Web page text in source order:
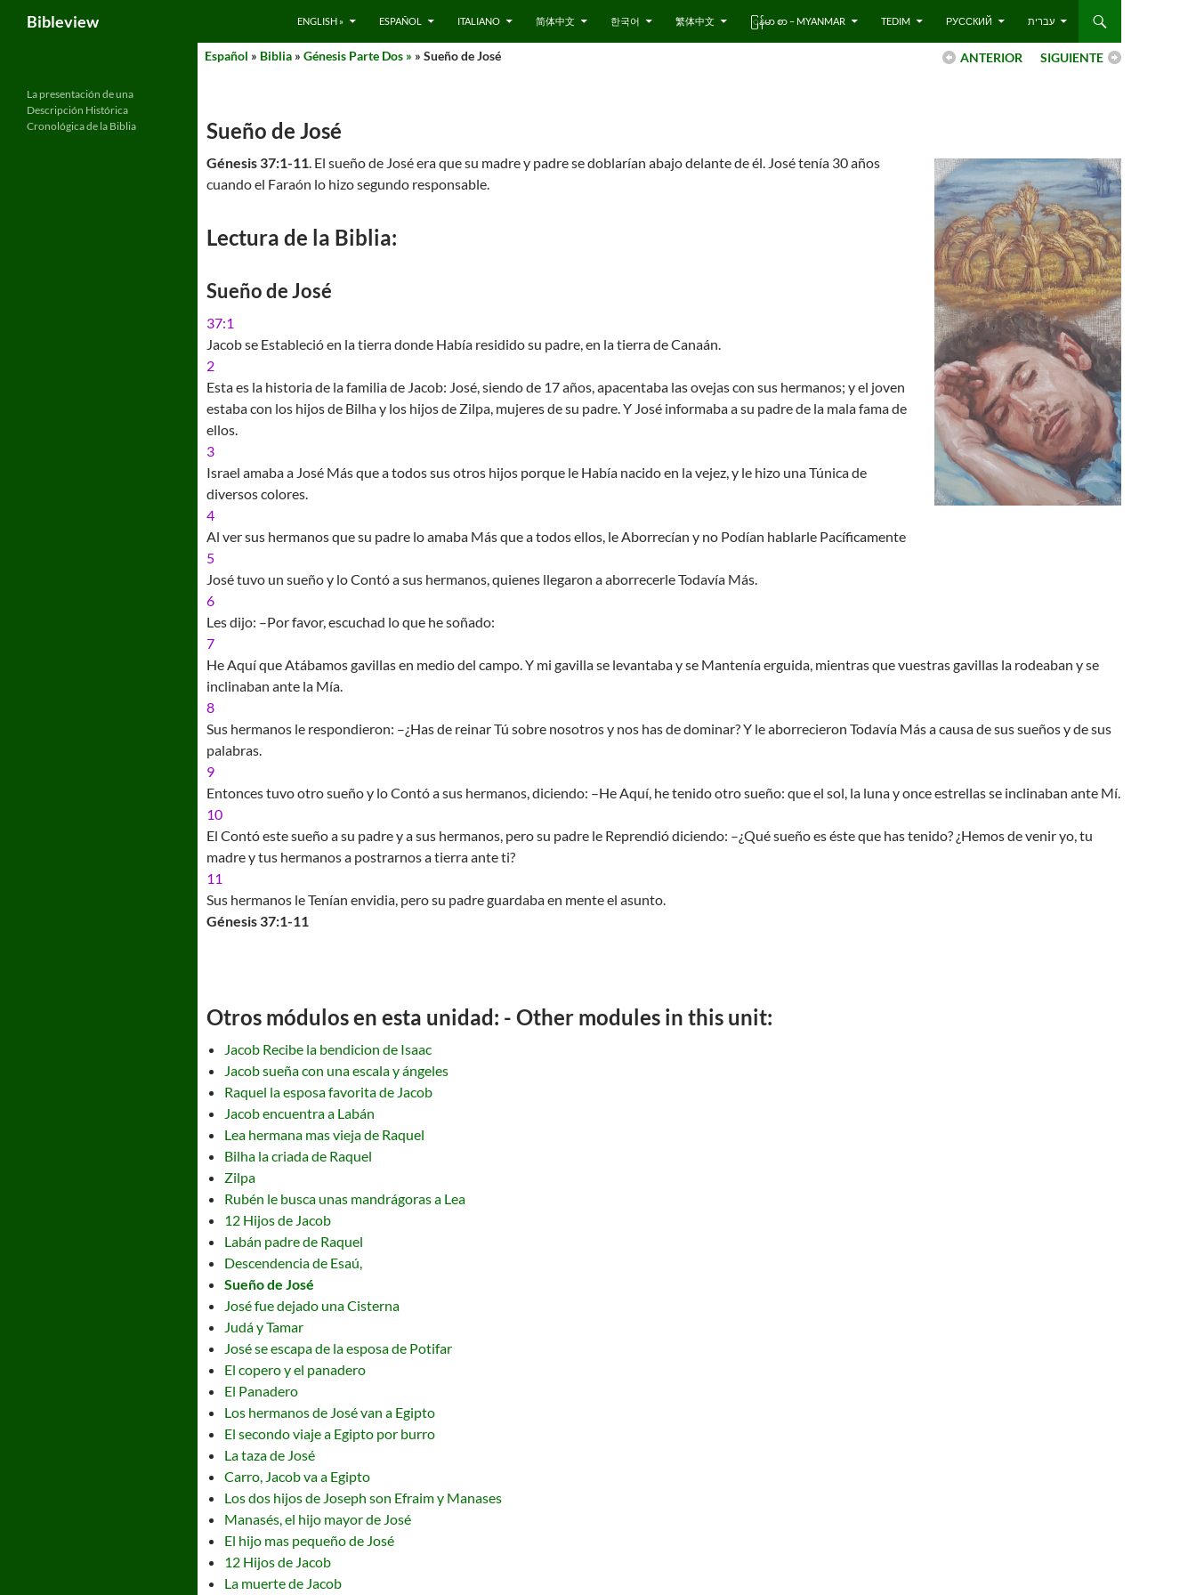
content
Bibleview ENGLISH » ESPAÑOL ITALIANO 简体中文 한국어 繁体中文 ြန်မာ စာ – MYANMAR TEDIM РУССКИЙ עברית
SIGUIENTE
ANTERIOR
Español » Biblia » Génesis Parte Dos » » Sueño de José
Sueño de José
Génesis 37:1-11. El sueño de José era que su madre y padre se doblarían abajo delante de él. José tenía 30 años
cuando el Faraón lo hizo segundo responsable.
Lectura de la Biblia:
Sueño de José
37:1
Jacob se Estableció en la tierra donde Había residido su padre, en la tierra de Canaán.
2
Esta es la historia de la familia de Jacob: José, siendo de 17 años, apacentaba las ovejas con sus hermanos; y el joven
estaba con los hijos de Bilha y los hijos de Zilpa, mujeres de su padre. Y José informaba a su padre de la mala fama de
ellos.
3
Israel amaba a José Más que a todos sus otros hijos porque le Había nacido en la vejez, y le hizo una Túnica de
diversos colores.
4
Al ver sus hermanos que su padre lo amaba Más que a todos ellos, le Aborrecían y no Podían hablarle Pacíficamente
5
José tuvo un sueño y lo Contó a sus hermanos, quienes llegaron a aborrecerle Todavía Más.
6
Les dijo: –Por favor, escuchad lo que he soñado:
7
He Aquí que Atábamos gavillas en medio del campo. Y mi gavilla se levantaba y se Mantenía erguida, mientras que vuestras gavillas la rodeaban y se
inclinaban ante la Mía.
8
Sus hermanos le respondieron: –¿Has de reinar Tú sobre nosotros y nos has de dominar? Y le aborrecieron Todavía Más a causa de sus sueños y de sus
palabras.
9
Entonces tuvo otro sueño y lo Contó a sus hermanos, diciendo: –He Aquí, he tenido otro sueño: que el sol, la luna y once estrellas se inclinaban ante Mí.
10
El Contó este sueño a su padre y a sus hermanos, pero su padre le Reprendió diciendo: –¿Qué sueño es éste que has tenido? ¿Hemos de venir yo, tu
madre y tus hermanos a postrarnos a tierra ante ti?
11
Sus hermanos le Tenían envidia, pero su padre guardaba en mente el asunto.
Génesis 37:1-11
Otros módulos en esta unidad: - Other modules in this unit:
Jacob Recibe la bendicion de Isaac
Jacob sueña con una escala y ángeles
Raquel la esposa favorita de Jacob
Jacob encuentra a Labán
Lea hermana mas vieja de Raquel
Bilha la criada de Raquel
Zilpa
Rubén le busca unas mandrágoras a Lea
12 Hijos de Jacob
Labán padre de Raquel
Descendencia de Esaú,
Sueño de José
José fue dejado una Cisterna
Judá y Tamar
José se escapa de la esposa de Potifar
El copero y el panadero
El Panadero
Los hermanos de José van a Egipto
El secondo viaje a Egipto por burro
La taza de José
Carro, Jacob va a Egipto
Los dos hijos de Joseph son Efraim y Manases
Manasés, el hijo mayor de José
El hijo mas pequeño de José
12 Hijos de Jacob
La muerte de Jacob
La presentación de una
Descripción Histórica
Cronológica de la Biblia